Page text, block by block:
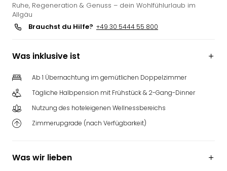
Ruhe, Regeneration & Genuss – dein Wohlfühlurlaub im
Allgäu
Brauchst du Hilfe? +49 30 5444 55 800
Was inklusive ist
Ab 1 Übernachtung im gemütlichen Doppelzimmer
Tägliche Halbpension mit Frühstück & 2-Gang-Dinner
Nutzung des hoteleigenen Wellnessbereichs
Zimmerupgrade (nach Verfügbarkeit)
Was wir lieben